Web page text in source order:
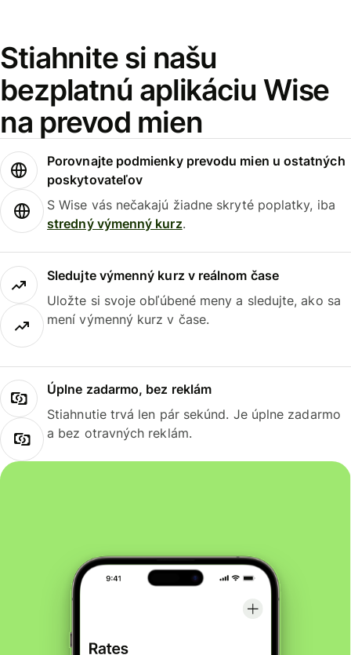
Stiahnite si našu
bezplatnú aplikáciu Wise
na prevod mien
Porovnajte podmienky prevodu mien u ostatných
poskytovateľov
S Wise vás nečakajú žiadne skryté poplatky, iba
stredný výmenný kurz.
Sledujte výmenný kurz v reálnom čase
Uložte si svoje obľúbené meny a sledujte, ako sa
mení výmenný kurz v čase.
Úplne zadarmo, bez reklám
Stiahnutie trvá len pár sekúnd. Je úplne zadarmo
a bez otravných reklám.